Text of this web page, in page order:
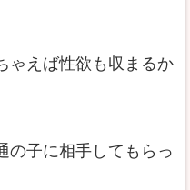
えば性欲も収まるか
子に相手してもらっ